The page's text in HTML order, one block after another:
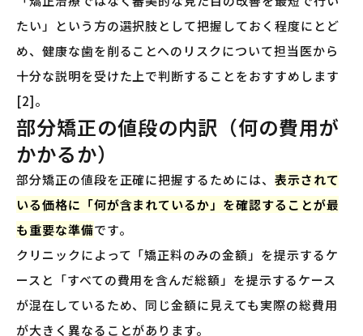
たい」という方の選択肢として把握しておく程度にとど
め、健康な歯を削ることへのリスクについて担当医から
十分な説明を受けた上で判断することをおすすめします
[2]。
部分矯正の値段の内訳（何の費用が
かかるか）
部分矯正の値段を正確に把握するためには、 表示されて
いる価格に「何が含まれているか」を確認することが最
も重要な準備です。
クリニックによって「矯正料のみの金額」を提示するケ
ースと「すべての費用を含んだ総額」を提示するケース
が混在しているため、同じ金額に見えても実際の総費用
が大きく異なることがあります。